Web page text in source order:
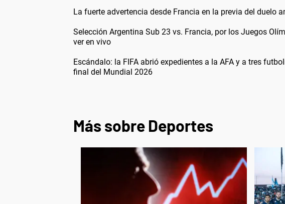
La fuerte advertencia desde Francia en la previa del duelo
Selección Argentina Sub 23 vs. Francia, por los Juegos
ver en vivo
Escándalo: la FIFA abrió expedientes a la AFA y a tres
final del Mundial 2026
Más sobre Deportes